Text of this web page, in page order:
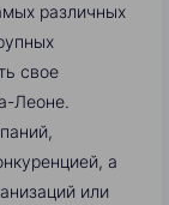
различных
свое
Леоне.
а
или